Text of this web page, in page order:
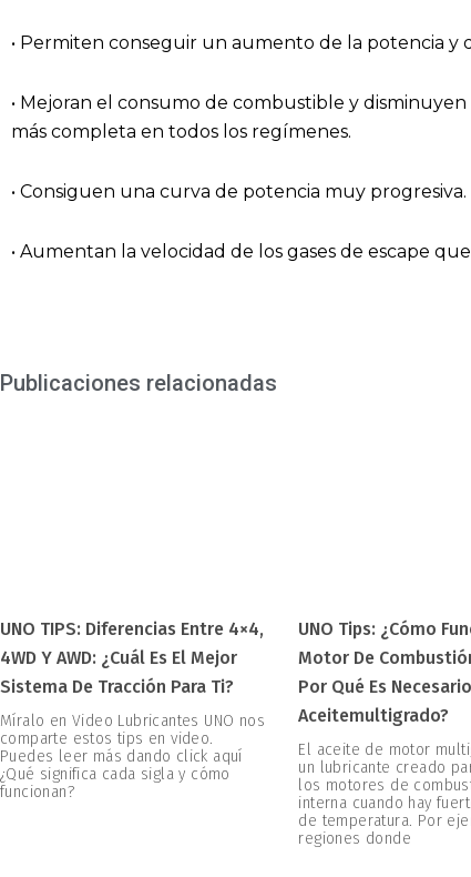
• Permiten conseguir un aumento de la potencia y
• Mejoran el consumo de combustible y
más completa en todos los regímenes.
• Consiguen una curva de potencia muy progresiva.
• Aumentan la velocidad de los gases de escape
Publicaciones relacionadas
UNO TIPS: Diferencias Entre 4×4,
4WD Y AWD: ¿Cuál Es El Mejor
Sistema De Tracción Para Ti?
Míralo en Video Lubricantes UNO nos
comparte estos tips en video.
Puedes leer más dando click aquí
¿Qué significa cada sigla y cómo
funcionan?
UNO Tips: ¿Cómo
Motor De
Por Qué Es
Aceitemultigrado?
El aceite de motor
un lubricante creado
los motores de
interna cuando hay
de temperatura. Por
regiones donde